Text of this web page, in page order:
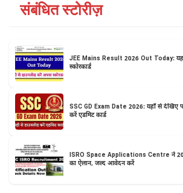
संबंधित स्टोरीज़
JEE Mains Result 2026 Out Today:
स्कोरकार्ड
SSC GD Exam Date 2026: यहाँ से देखिए
करें एडमिट कार्ड
ISRO Space Applications Centre ने
का ऐलान, जल्द आवेदन करें